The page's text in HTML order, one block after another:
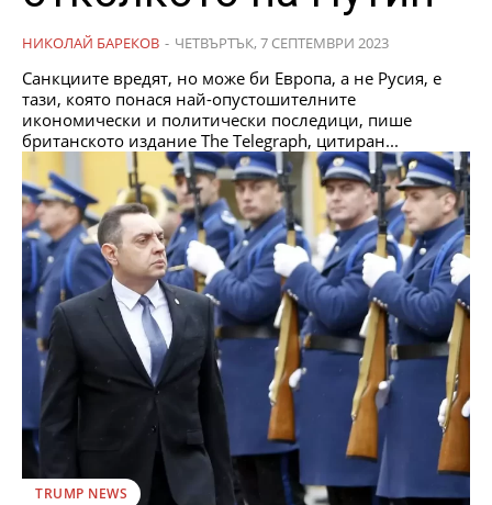
НИКОЛАЙ БАРЕКОВ - ЧЕТВЪРТЪК, 7 СЕПТЕМВРИ 2023
Санкциите вредят, но може би Европа, а не Русия, е
тази, която понася най-опустошителните
икономически и политически последици, пише
британското издание The Telegraph, цитиран...
TRUMP NEWS